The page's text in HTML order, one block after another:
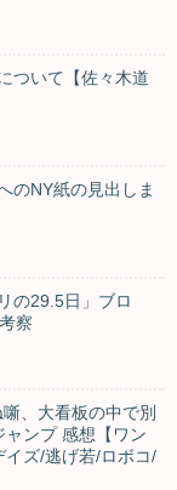
ついて【佐々木道
のNY紙の見出しま
の29.5日」ブロ
察
、大看板の中で別
ンプ 感想【ワン
イズ/逃げ若/ロボコ/